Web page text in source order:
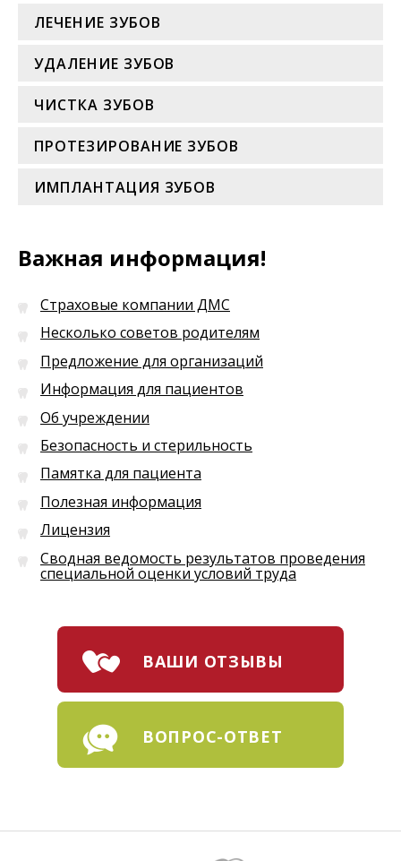
ЛЕЧЕНИЕ ЗУБОВ
УДАЛЕНИЕ ЗУБОВ
ЧИСТКА ЗУБОВ
ПРОТЕЗИРОВАНИЕ ЗУБОВ
ИМПЛАНТАЦИЯ ЗУБОВ
Важная информация!
Страховые компании ДМС
Несколько советов родителям
Предложение для организаций
Информация для пациентов
Об учреждении
Безопасность и стерильность
Памятка для пациента
Полезная информация
Лицензия
Сводная ведомость результатов проведения
специальной оценки условий труда
ВАШИ ОТЗЫВЫ
ВОПРОС-ОТВЕТ